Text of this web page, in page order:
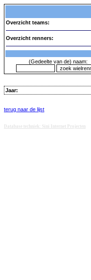
Overzicht teams:
Overzicht renners:
(Gedeelte van de) naam:
Jaar:
terug naar de lijst
Database techniek: Sini Internet Projecten